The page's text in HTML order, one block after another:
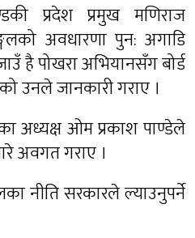
प्रदेश प्रमुख मणिराज
अवधारणा पुन: अगाडि
है पोखरा अभियानसँग बोर्ड
उनले जानकारी गराए ।
अध्यक्ष ओम प्रकाश पाण्डेले
अवगत गराए ।
नीति सरकारले ल्याउनुपर्ने